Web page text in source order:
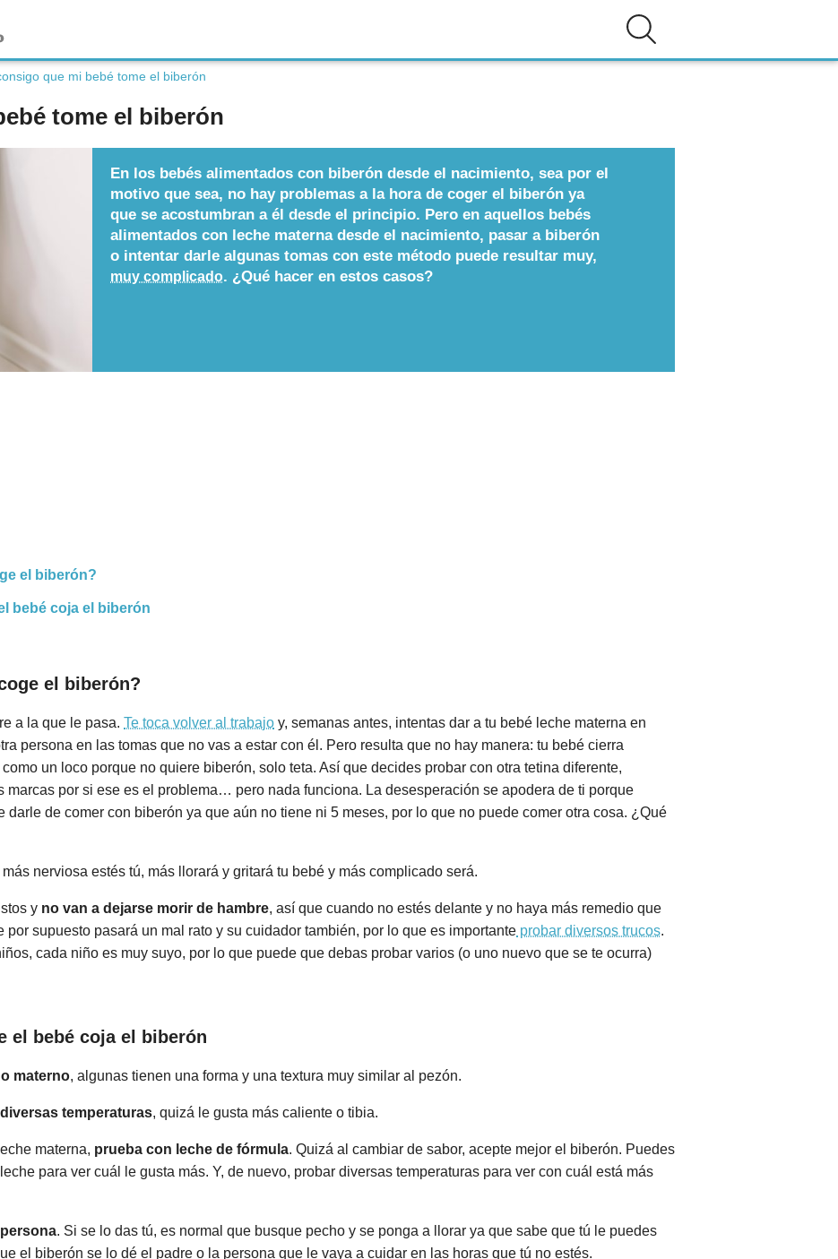
que mi bebé tome el biberón
tome el biberón
En los bebés alimentados con biberón desde el nacimiento, sea por el
motivo que sea, no hay problemas a la hora de coger el biberón ya
que se acostumbran a él desde el principio. Pero en aquellos bebés
alimentados con leche materna desde el nacimiento, pasar a biberón
o intentar darle algunas tomas con este método puede resultar muy,
muy complicado. ¿Qué hacer en estos casos?
el biberón?
bebé coja el biberón
el biberón?
a la que le pasa. Te toca volver al trabajo y, semanas antes, intentas dar a tu bebé leche materna en
persona en las tomas que no vas a estar con él. Pero resulta que no hay manera: tu bebé cierra
un loco porque no quiere biberón, solo teta. Así que decides probar con otra tetina diferente,
marcas por si ese es el problema… pero nada funciona. La desesperación se apodera de ti porque
darle de comer con biberón ya que aún no tiene ni 5 meses, por lo que no puede comer otra cosa. ¿Qué
más nerviosa estés tú, más llorará y gritará tu bebé y más complicado será.
y no van a dejarse morir de hambre, así que cuando no estés delante y no haya más remedio que
por supuesto pasará un mal rato y su cuidador también, por lo que es importante probar diversos trucos.
cada niño es muy suyo, por lo que puede que debas probar varios (o uno nuevo que se te ocurra)
el bebé coja el biberón
materno, algunas tienen una forma y una textura muy similar al pezón.
temperaturas, quizá le gusta más caliente o tibia.
materna, prueba con leche de fórmula. Quizá al cambiar de sabor, acepte mejor el biberón. Puedes
para ver cuál le gusta más. Y, de nuevo, probar diversas temperaturas para ver con cuál está más
. Si se lo das tú, es normal que busque pecho y se ponga a llorar ya que sabe que tú le puedes
el biberón se lo dé el padre o la persona que le vaya a cuidar en las horas que tú no estés.